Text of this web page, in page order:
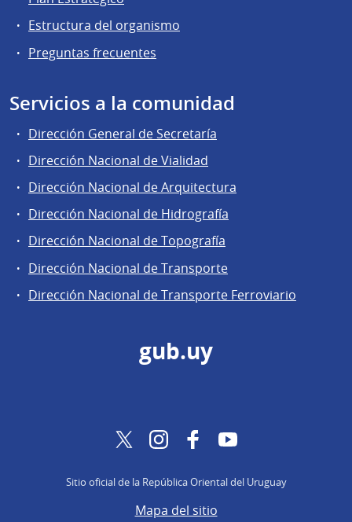
Estructura del organismo
Preguntas frecuentes
Servicios a la comunidad
Dirección General de Secretaría
Dirección Nacional de Vialidad
Dirección Nacional de Arquitectura
Dirección Nacional de Hidrografía
Dirección Nacional de Topografía
Dirección Nacional de Transporte
Dirección Nacional de Transporte Ferroviario
gub.uy
TwitterInstagramFacebookYouTube
Sitio oficial de la República Oriental del Uruguay
Mapa del sitio